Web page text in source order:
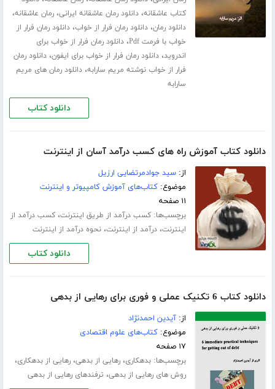
کتاب عاشقانه،دانلود رمان عاشقانه ایرانی،رمان عاشقانه،
دانلود رمان،دانلود رمان فرار از خواب،دانلود رمان فرار از
خواب با فرمت Pdf
،دانلود رمان فرار از خواب برای
اندروید،دانلود رمان فرار از خواب برای ایفون،دانلود رمان
فرار از خواب نوشته مریم سارابه،دانلود رمان های مریم
سارابه
دانلود کتاب
دانلود کتاب آموزش راه های کسب درآمد آسان از اینترنت
از:سید جوادمرتضایی ارزیل
موضوع:کتاب‌های آموزش کامپیوتر و اینترنت
۱۱ صفحه
برچسب‌ها:کسب درآمد از طریق اینترنت،کسب درآمد از
اینترنت،درآمد از اینترنت،نحوه درآمد از اینترنت
دانلود کتاب
دانلود کتاب 6 تکنیک عملی و فوری برای رهایی از بدهی
از:آیدین احمدنژاد
موضوع:کتاب‌های علوم اقتصادی
۱۷ صفحه
برچسب‌ها:بدهکاری،رهایی از بدهی،رهایی از بدهکاری،
روش های رهایی از بدهی، ترفندهای رهایی از بدهی